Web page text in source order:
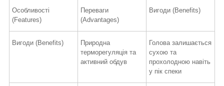
Особливості
(Features)
Переваги
(Advantages)
Вигоди (Benefits)
Вигоди (Benefits)
Природна
терморегуляція та
активний обдув
Голова залишається
сухою та
прохолодною навіть
у пік спеки